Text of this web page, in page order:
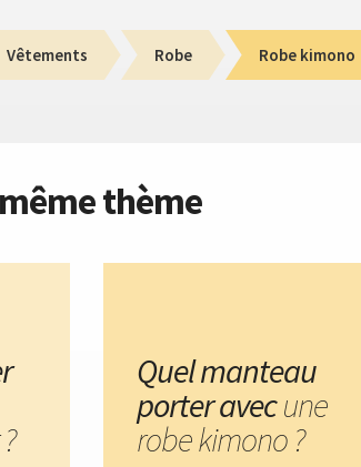
Vêtements Robe Robe kimono
thème
Quel manteau
porter avecune
robe kimono ?